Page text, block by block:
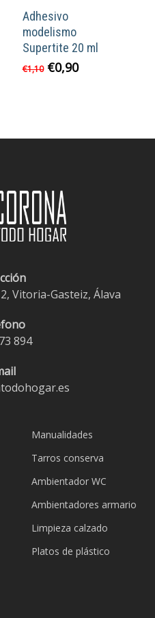
Adhesivo
modelismo
Supertite 20 ml
€1,10 El
€0,90El
Vitoria-Gasteiz, Álava
894
Manualidades
Tarros conserva
Ambientador WC
Ambientadores armario
Limpieza calzado
Platos de plástico